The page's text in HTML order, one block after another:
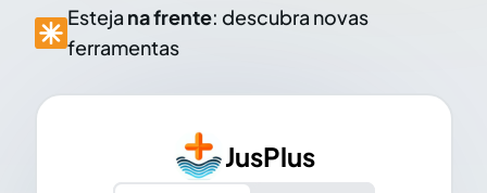
Esteja na frente: descubra novas
ferramentas
JusPlus